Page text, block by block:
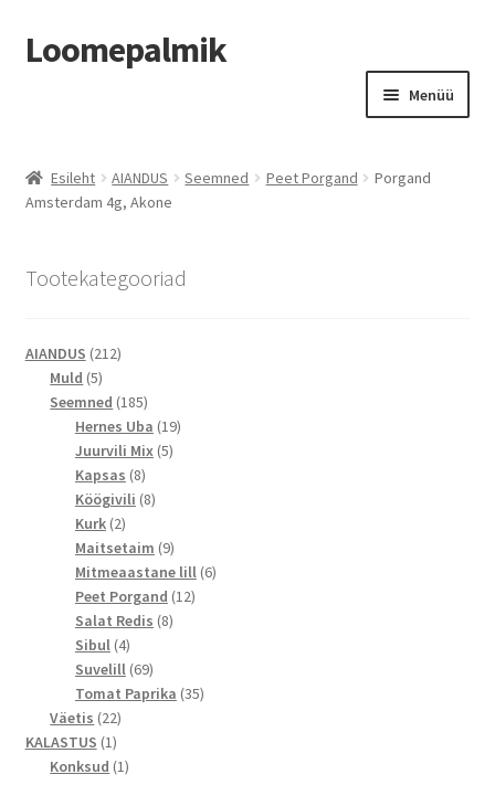
Loomepalmik
Menüü
Esileht AIANDUS Seemned Peet Porgand
Porgand
Amsterdam 4g, Akone
Tootekategooriad
AIANDUS 212212
Muld 55
toodet
Seemned 185185
toodet
Hernes Uba 1919
Juurvili Mix 55
Kapsas 88
toodet
Köögivili 88
Kurk 22
toodet
Maitsetaim 99
toodet
Mitmeaastane lill 66
Peet Porgand 1212
Salat Redis 88
Sibul 44
toodet
Suvelill 6969
toodet
Tomat Paprika 3535
Väetis 2222
KALASTUS 11
toode
Konksud 11